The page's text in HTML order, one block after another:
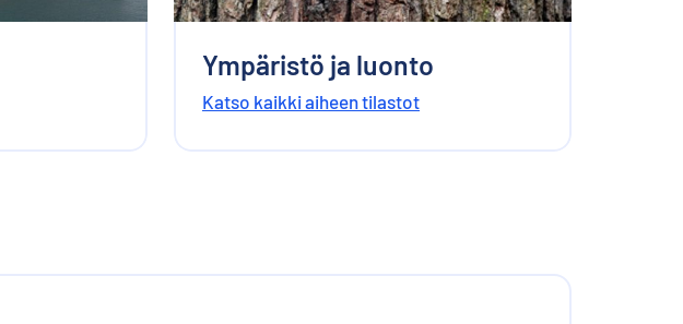
Ympäristö ja luonto
Katso kaikki aiheen tilastot